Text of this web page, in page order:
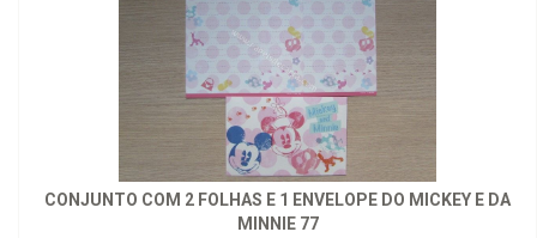
CONJUNTO COM 2 FOLHAS E 1 ENVELOPE DO MICKEY E DA
MINNIE 77